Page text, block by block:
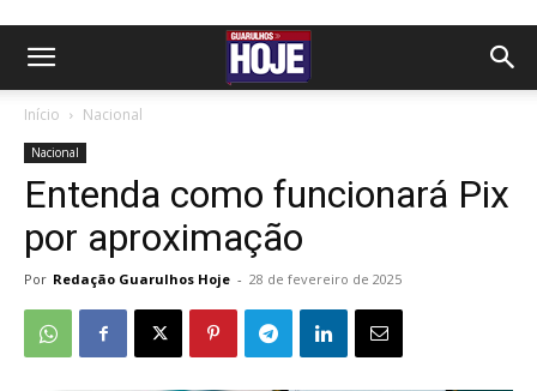
Início Nacional
Nacional
Entenda como funcionará Pix
por aproximação
Por Redação Guarulhos Hoje - 28 de fevereiro de 2025